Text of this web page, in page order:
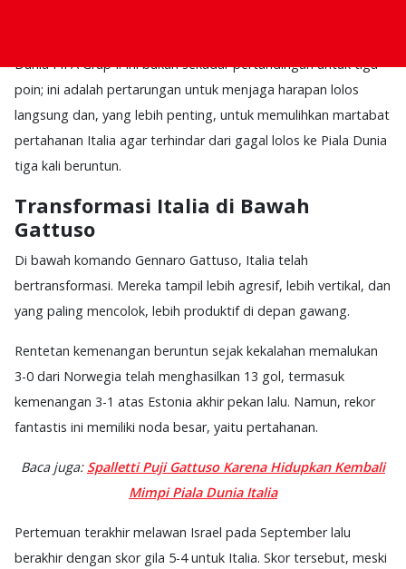
Dunia FIFA Grup I. Ini bukan sekadar pertandingan untuk tiga
poin; ini adalah pertarungan untuk menjaga harapan lolos
langsung dan, yang lebih penting, untuk memulihkan martabat
pertahanan Italia agar terhindar dari gagal lolos ke Piala Dunia
tiga kali beruntun.
Transformasi Italia di Bawah
Gattuso
Di bawah komando Gennaro Gattuso, Italia telah
bertransformasi. Mereka tampil lebih agresif, lebih vertikal, dan
yang paling mencolok, lebih produktif di depan gawang.
Rentetan kemenangan beruntun sejak kekalahan memalukan
3-0 dari Norwegia telah menghasilkan 13 gol, termasuk
kemenangan 3-1 atas Estonia akhir pekan lalu. Namun, rekor
fantastis ini memiliki noda besar, yaitu pertahanan.
Baca juga: Spalletti Puji Gattuso Karena Hidupkan Kembali
Mimpi Piala Dunia Italia
Pertemuan terakhir melawan Israel pada September lalu
berakhir dengan skor gila 5-4 untuk Italia. Skor tersebut, meski